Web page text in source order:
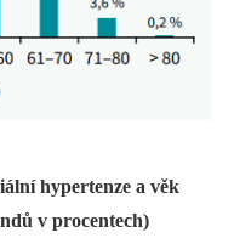
hypertenze a věk
v procentech)